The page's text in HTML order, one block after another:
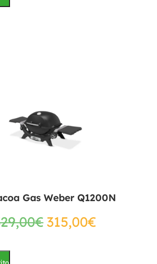
Gas Weber Q1200N
€315,00€